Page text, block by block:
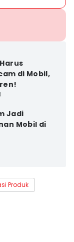
di Mobil,
Jadi
Mobil di
Produk